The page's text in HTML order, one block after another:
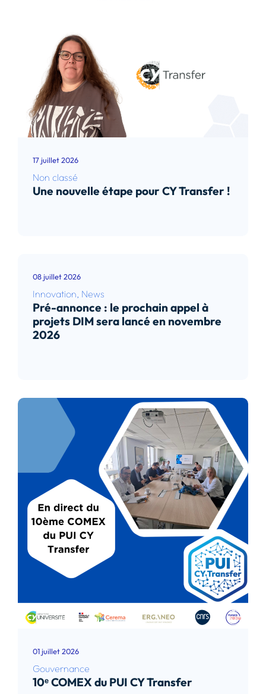
17 juillet 2026
Non classé
Une nouvelle étape pour CY Transfer !
08 juillet 2026
Innovation, News
Pré-annonce : le prochain appel à
projets DIM sera lancé en novembre
2026
01 juillet 2026
Gouvernance
10ᵉ COMEX du PUI CY Transfer